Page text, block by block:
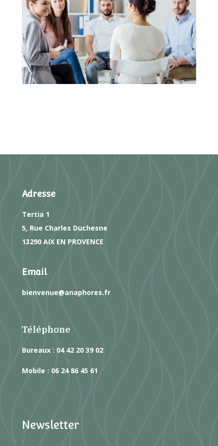
Adresse
Tertia 1
5, Rue Charles Duchesne
13290 AIX EN PROVENCE
Email
bienvenue@anaphores.fr
Téléphone
Bureaux : 04 42 20 39 02
Mobile : 06 24 86 45 61
Newsletter